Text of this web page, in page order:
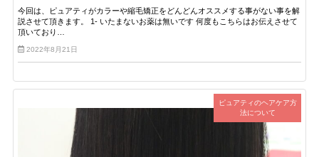
今回は、ピュアティがカラーや縮毛矯正をどんどんオススメする事がない事を解
説させて頂きます。 1- いたまないお薬は無いです 何度もこちらはお伝えさせて
頂いており…
2022年8月21日
ピュアティのヘアケア方
法について